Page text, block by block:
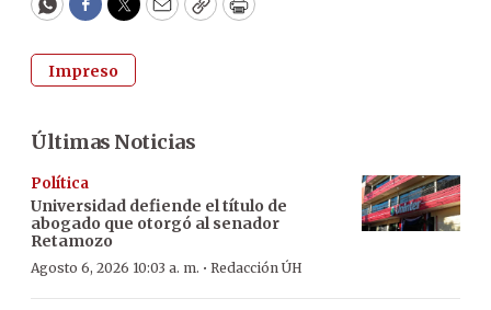
WhatsApp
Facebook
Twitter
EmailCopyPrint
Impreso
Últimas Noticias
Política
Universidad defiende el título de
abogado que otorgó al senador
Retamozo
Agosto 6, 2026 10:03 a. m. · Redacción ÚH